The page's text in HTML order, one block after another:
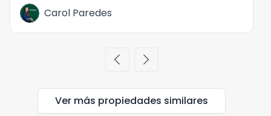
Carol Paredes
chevron_left chevron_right
Ver más propiedades similares